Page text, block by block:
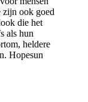
zijn ook goed
die het
als hun
heldere
Hopesun